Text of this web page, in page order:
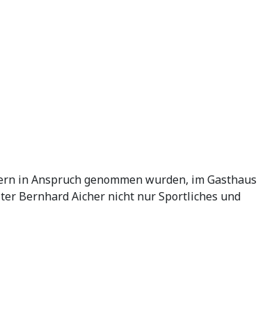
in Anspruch genommen wurden, im Gasthaus
Bernhard Aicher nicht nur Sportliches und